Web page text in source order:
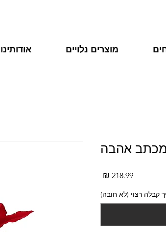
מוצרים נלויים אודותינו
מכתב אהבה
קבלה רצוי (לא חובה)